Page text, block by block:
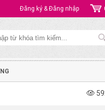
Đăng ký & Đăng nhập